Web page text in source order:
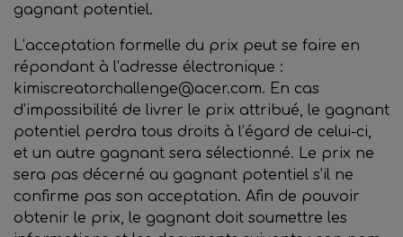
gagnant potentiel.
L’acceptation formelle du prix peut se faire en
répondant à l’adresse électronique :
kimiscreatorchallenge@acer.com. En cas
d’impossibilité de livrer le prix attribué, le gagnant
potentiel perdra tous droits à l’égard de celui-ci,
et un autre gagnant sera sélectionné. Le prix ne
sera pas décerné au gagnant potentiel s’il ne
confirme pas son acceptation. Afin de pouvoir
obtenir le prix, le gagnant doit soumettre les